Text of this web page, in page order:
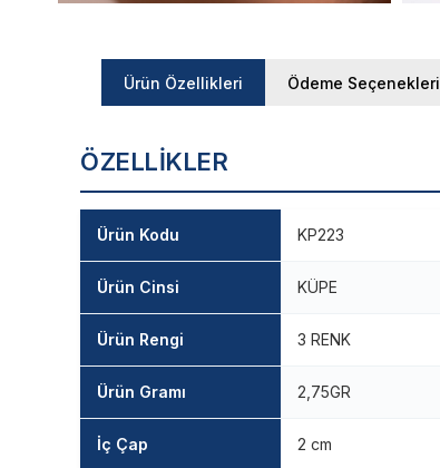
Ürün Özellikleri Ödeme Seçenekleri
ÖZELLIKLER
Ürün Kodu KP223
Ürün Cinsi KÜPE
Ürün Rengi 3 RENK
Ürün Gramı 2,75GR
İç Çap 2 cm